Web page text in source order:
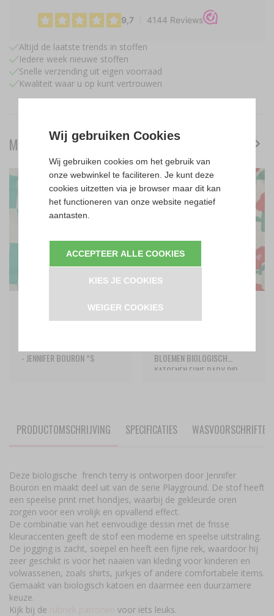
Altijd de laatste trends in stoffen
Iedere week nieuwe stoffen
Snelle verzending uit eigen voorraad
Kwaliteit waar u op kunt vertrouwen
MOOI TE COMBINEREN MET
10,95
- JENNIFER BOURON *S
per
BLOEMEN BIOLOGISCH
KATOENEN FIJNE BABY RIB
PRODUCTOMSCHRIJVING SPECIFICATIES WASVOORSCHRIFTEN
Deze biologische french terry is ontworpen door Jennifer
Bouron en maakt deel uit van de serie Playground. De stof heeft
een speelse print met hondjes, waarbij de gekleurde oren
zorgen voor een vrolijk en opvallend effect.
De combinatie van het eenvoudige dessin met de frisse
kleuraccenten geeft de stof een moderne en speelse uitstraling.
De jogging is zacht, soepel en heeft een fijne rek, waardoor hij
zeer geschikt is voor het naaien van kleding voor kinderen en
volwassenen, zoals shirts, jurkjes of andere comfortabele items.
Gemaakt van biologisch katoen en daarmee een duurzamere
keuze.
Kijk bij de
voor iets leuks.
Wij gebruiken Cookies
Wij gebruiken cookies om het gebruik van
onze webwinkel te faciliteren. Je kunt deze
cookies uitzetten via je browser maar dit kan
het functioneren van onze website negatief
aantasten.
ACCEPTEER ALLE COOKIES
KIES JE COOKIES
WEIGER COOKIES